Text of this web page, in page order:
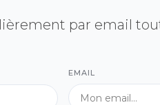
par email
EMAIL